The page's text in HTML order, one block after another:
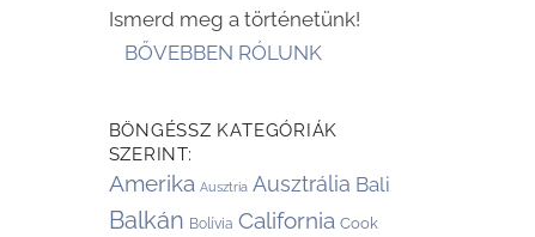
Ismerd meg a történetünk!
BŐVEBBEN RÓLUNK
BÖNGÉSSZ KATEGÓRIÁK
SZERINT:
Amerika Ausztria Ausztrália Bali
Balkán Bolívia California Cook